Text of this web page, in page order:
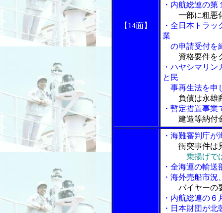
【14面】
・内航総連の
一部に粗悪
・全日本トラ
業
の申請受付を
資格要件を
・ハヤシマリ
と民
事再生法を申
負債は永雄
・暫定措置事
建造等納付
・海難審判庁
衝突事件は
乗揚げで
・全海運の輸
・海外売船市
バイヤーの
・内航総連の
・日本財団が